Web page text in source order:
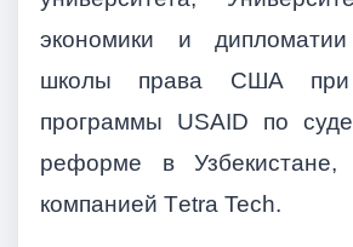
экономики и
школы права США при
программы USAID по
реформе в Узбекистане,
компанией Тetra Tech.